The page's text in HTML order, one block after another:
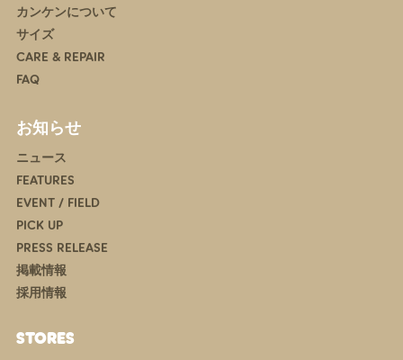
カンケンについて
サイズ
CARE & REPAIR
FAQ
お知らせ
ニュース
FEATURES
EVENT / FIELD
PICK UP
PRESS RELEASE
掲載情報
採用情報
STORES